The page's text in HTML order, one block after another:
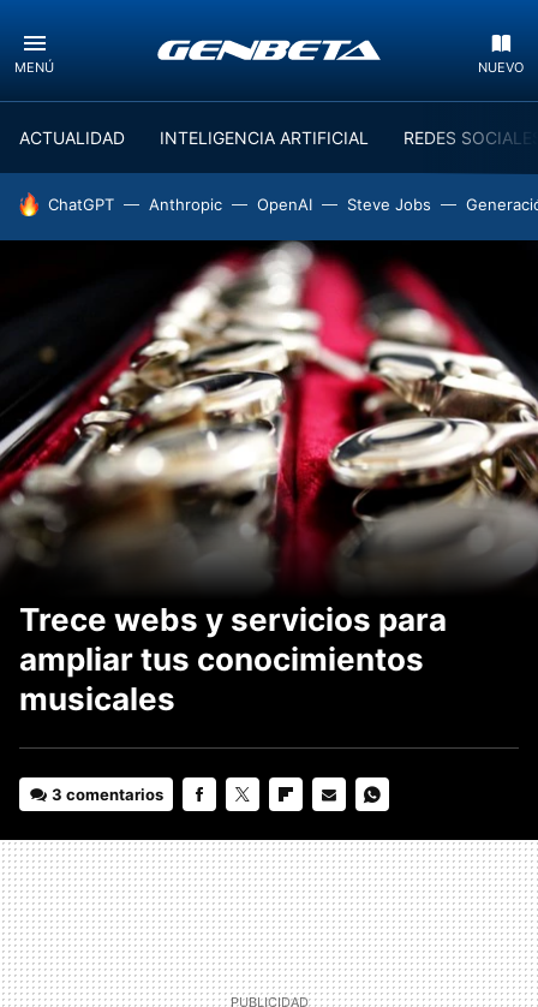
MENÚ NUEVO
ACTUALIDAD INTELIGENCIA ARTIFICIAL REDES
HOY SE HABLA DE
ChatGPT Anthropic OpenAI Steve Jobs
Trece webs y servicios para
ampliar tus conocimientos
musicales
3 comentarios
MAIL